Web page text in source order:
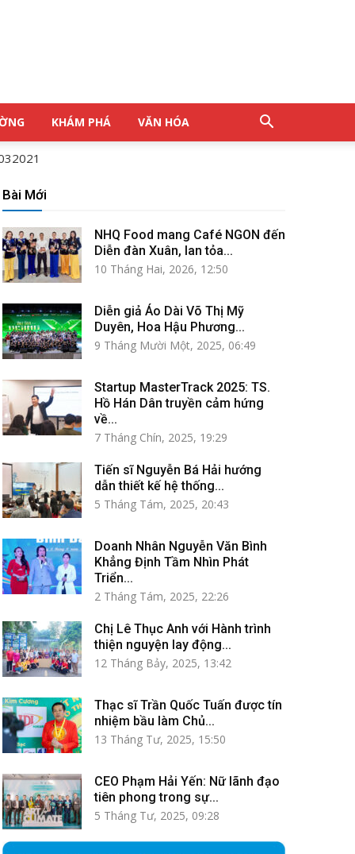
KHÁM PHÁ VĂN HÓA
Bài Mới
NHQ Food mang Café NGON đến
Diễn đàn Xuân, lan tỏa...
10 Tháng Hai, 2026, 12:50
Diễn giả Áo Dài Võ Thị Mỹ
Duyên, Hoa Hậu Phương...
9 Tháng Mười Một, 2025, 06:49
Startup MasterTrack 2025: TS.
Hồ Hán Dân truyền cảm hứng
về...
7 Tháng Chín, 2025, 19:29
Tiến sĩ Nguyễn Bá Hải hướng
dẫn thiết kế hệ thống...
5 Tháng Tám, 2025, 20:43
Doanh Nhân Nguyễn Văn Bình
Khẳng Định Tầm Nhìn Phát
Triển...
2 Tháng Tám, 2025, 22:26
Chị Lê Thục Anh với Hành trình
thiện nguyện lay động...
12 Tháng Bảy, 2025, 13:42
Thạc sĩ Trần Quốc Tuấn được tín
nhiệm bầu làm Chủ...
13 Tháng Tư, 2025, 15:50
CEO Phạm Hải Yến: Nữ lãnh đạo
tiên phong trong sự...
5 Tháng Tư, 2025, 09:28